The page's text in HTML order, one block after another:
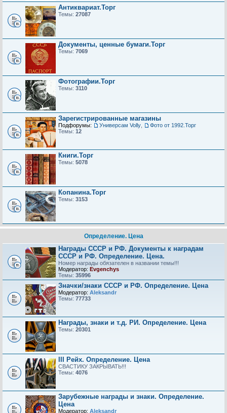
Антиквариат.Торг
Темы: 27087
Документы, ценные бумаги.Торг
Темы: 7069
Фотографии.Торг
Темы: 3110
Зарегистрированные магазины
Подфорумы: Универсам Volly
Фото от 1992.Торг
Темы: 12
Книги.Торг
Темы: 5078
Копанина.Торг
Темы: 3153
Определение. Цена
Награды СССР и РФ. Документы к наградам
СССР и РФ. Определение. Цена.
Номер награды обязателен в названии темы!!!
Модератор: Evgenchys
Темы: 35996
Значки/знаки СССР и РФ. Определение. Цена
Модератор: Aleksandr
Темы: 77733
Награды, знаки и т.д. РИ. Определение. Цена
Темы: 20301
III Рейх. Определение. Цена
СВАСТИКУ ЗАКРЫВАТЬ!!!
Темы: 4076
Зарубежные награды и знаки. Определение.
Цена
Модератор: Aleksandr